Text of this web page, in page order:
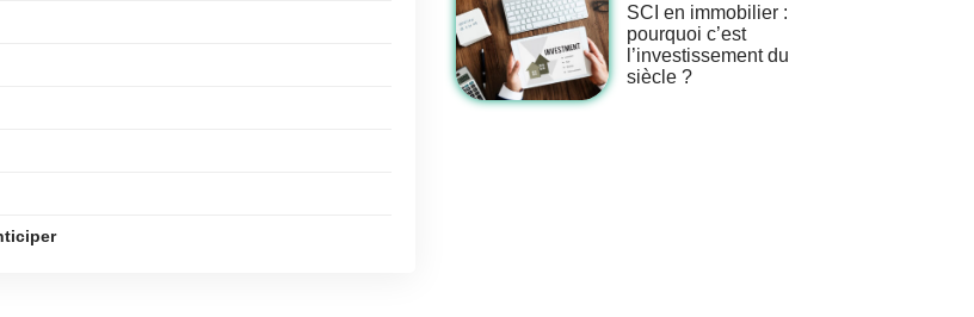
SCI en immobilier :
pourquoi c’est
l’investissement du
siècle ?